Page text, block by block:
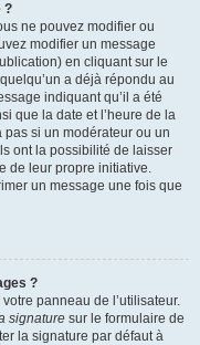
?
ne pouvez modifier ou
modifier un message
en cliquant sur le
a déjà répondu au
indiquant qu’il a été
que la date et l’heure de la
si un modérateur ou un
ont la possibilité de laisser
de leur propre initiative.
un message une fois que
?
panneau de l’utilisateur.
signature sur le formulaire de
la signature par défaut à